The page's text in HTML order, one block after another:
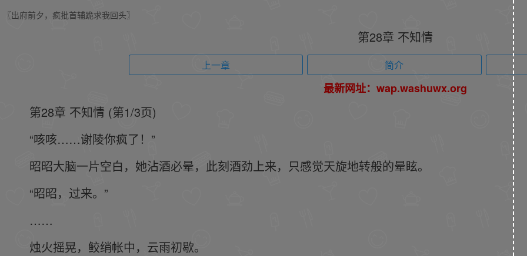
〖出府前夕，疯批首辅跪求我回头〗
第28章 不知情
上一章 简介
最新网址：wap.washuwx.org
第28章 不知情 (第1/3页)
“咳咳……谢陵你疯了！”
昭昭大脑一片空白，她沾酒必晕，此刻酒劲上来，只感觉天旋地转般的晕眩。
“昭昭，过来。”
……
烛火摇晃，鲛绡帐中，云雨初歇。